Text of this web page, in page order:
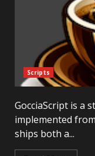
Scripts
GocciaScript is a
implemented
ships both a...